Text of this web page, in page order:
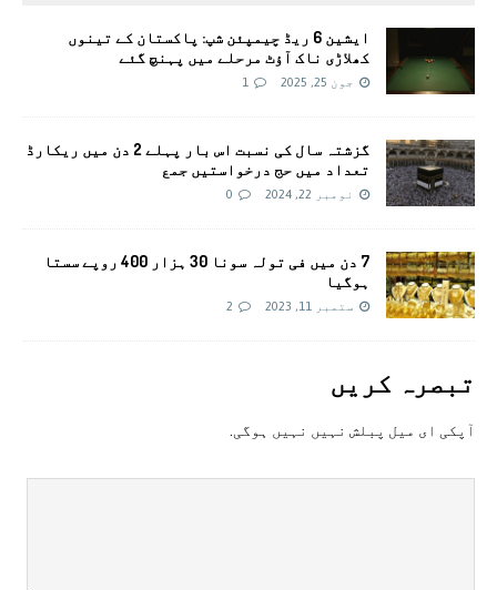
ایشین 6 ریڈ چیمپئن شپ: پاکستان کے تینوں
کھلاڑی ناک آؤٹ مرحلے میں پہنچ گئے
جون 25, 2025 1
گزشتہ سال کی نسبت اس بار پہلے 2 دن میں ریکارڈ
تعداد میں حج درخواستیں جمع
نومبر 22, 2024 0
7 دن میں فی تولہ سونا 30 ہزار 400 روپے سستا
ہوگیا
ستمبر 11, 2023 2
تبصرہ کريں
آپکی ای ميل پبلش نہيں نہيں ہوگی.